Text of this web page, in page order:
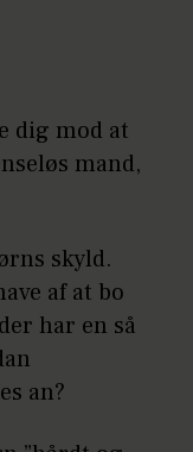
dig mod at
mand,
skyld.
af at bo
har en så
an?